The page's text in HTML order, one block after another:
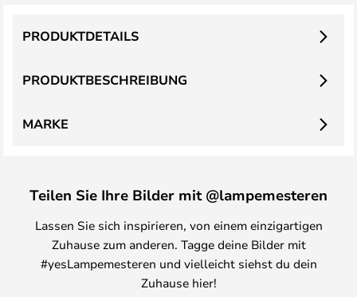
PRODUKTBESCHREIBUNG
PRODUKTDETAILS
MARKE
Teilen Sie Ihre Bilder mit @lampemesteren
Lassen Sie sich inspirieren, von einem einzigartigen
Zuhause zum anderen. Tagge deine Bilder mit
#yesLampemesteren und vielleicht siehst du dein
Zuhause hier!